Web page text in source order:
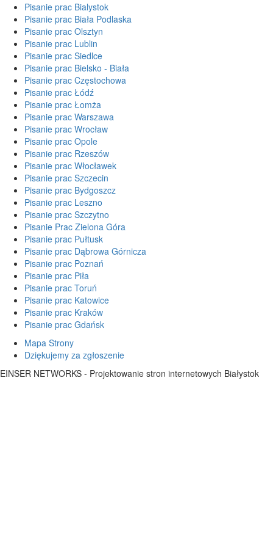
Pisanie prac Bialystok
Pisanie prac Biała Podlaska
Pisanie prac Olsztyn
Pisanie prac Lublin
Pisanie prac Siedlce
Pisanie prac Bielsko - Biała
Pisanie prac Częstochowa
Pisanie prac Łódź
Pisanie prac Łomża
Pisanie prac Warszawa
Pisanie prac Wrocław
Pisanie prac Opole
Pisanie prac Rzeszów
Pisanie prac Włocławek
Pisanie prac Szczecin
Pisanie prac Bydgoszcz
Pisanie prac Leszno
Pisanie prac Szczytno
Pisanie Prac Zielona Góra
Pisanie prac Pułtusk
Pisanie prac Dąbrowa Górnicza
Pisanie prac Poznań
Pisanie prac Piła
Pisanie prac Toruń
Pisanie prac Katowice
Pisanie prac Kraków
Pisanie prac Gdańsk
Mapa Strony
Dziękujemy za zgłoszenie
EINSER NETWORKS - Projektowanie stron internetowych Białystok